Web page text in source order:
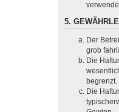
5.
Der
grob
Die
Die